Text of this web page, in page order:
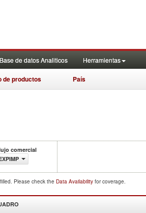
Base de datos Analiticos Herramientas
de productos País
comercial
Please check the Data Availability for coverage.